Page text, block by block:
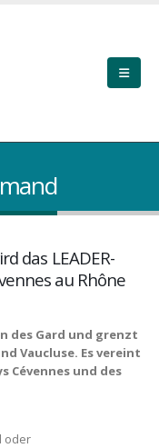
das LEADER-
au Rhône
des Gard und grenzt
Vaucluse. Es vereint
Cévennes und des
oder